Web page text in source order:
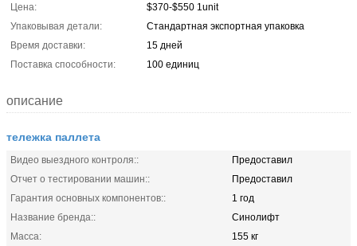
Цена:
$370-$550 1unit
Упаковывая детали:
Стандартная экспортная упаковка
Время доставки:
15 дней
Поставка способности:
100 единиц
описание
тележка паллета
Видео выездного контроля::
Предоставил
Отчет о тестировании машин::
Предоставил
Гарантия основных компонентов::
1 год
Название бренда::
Синолифт
Масса:
155 кг